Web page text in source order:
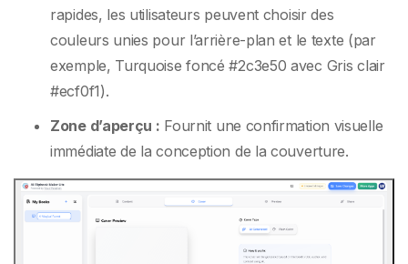
rapides, les utilisateurs peuvent choisir des
couleurs unies pour l’arrière-plan et le texte (par
exemple, Turquoise foncé #2c3e50 avec Gris clair
#ecf0f1).
Zone d’aperçu : Fournit une confirmation visuelle
immédiate de la conception de la couverture.